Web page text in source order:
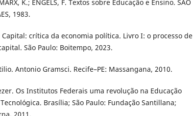
K.; ENGELS, F. Textos sobre Educação e Ensino. SÃO
1983.
Capital: crítica da economia política. Livro I: o processo de
São Paulo: Boitempo, 2023.
Antonio Gramsci. Recife–PE: Massangana, 2010.
Os Institutos Federais uma revolução na Educação
Brasília; São Paulo: Fundação Santillana;